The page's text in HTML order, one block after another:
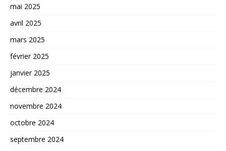
mai 2025
avril 2025
mars 2025
février 2025
janvier 2025
décembre 2024
novembre 2024
octobre 2024
septembre 2024